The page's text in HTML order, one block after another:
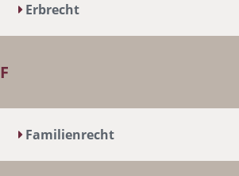
Erbrecht
F
Familienrecht